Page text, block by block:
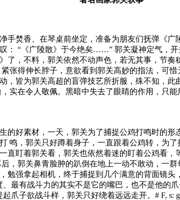
手焚香、在琴桌前坐定，准备为朋友们抚弹《
： “《广陵散》于今绝矣……” 郭关凝神定气，
了，不料，郭关依然不动声色，若无其事，节
张得伸长脖子，意欲看到郭关高妙的指法，可
，皆为郭关高超的盲弹技艺所折服，殊不知，
实在令人敬佩。黑暗中失去了眼睛的作用，只
好素材，一天，郭关为了捕捉公鸡打鸣时的
鸣，郭关只好蹲着身子，一直跟着公鸡转，为
直盯着郭关看，郭关也依然着迷的盯着公鸡看
，郭关鼻青脸肿的趴倒在地上一动不敢动，一
勉强拿起相机，终于捕捉到几个满意的背面镜
最有战斗力的其实不是它的嘴巴，也不是他的
爪子欲战斗样，郭关只好绕着远远走开。 # F, s: